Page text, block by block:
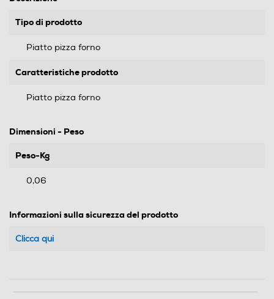
Tipo di prodotto
Piatto pizza forno
Caratteristiche prodotto
Piatto pizza forno
Dimensioni - Peso
Peso-Kg
0,06
Informazioni sulla sicurezza del prodotto
Clicca qui